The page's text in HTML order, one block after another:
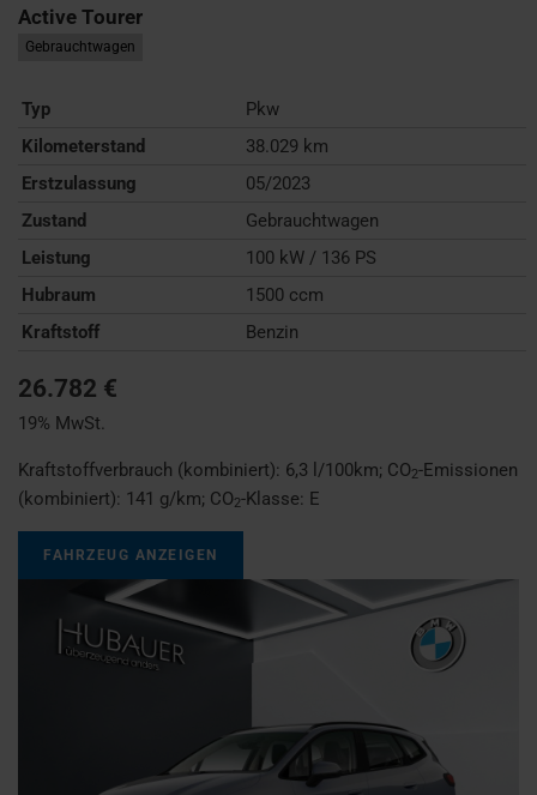
Active Tourer
Gebrauchtwagen
Typ
Pkw
Kilometerstand
38.029 km
Erstzulassung
05/2023
Zustand
Gebrauchtwagen
Leistung
100 kW / 136 PS
Hubraum
1500 ccm
Kraftstoff
Benzin
26.782 €
19% MwSt.
Kraftstoffverbrauch (kombiniert): 6,3 l/100km; CO2-Emissionen
(kombiniert): 141 g/km; CO2-Klasse: E
FAHRZEUG ANZEIGEN